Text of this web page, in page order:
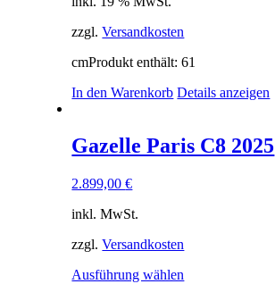
der
Produktseite
gewählt
werden
zzgl.Versandkosten
Produkt enthält: 61
cm
In den Warenkorb Details anzeigen
Gazelle Paris C8 2025
2.899,00€
inkl. MwSt.
zzgl.Versandkosten
Ausführung wählen